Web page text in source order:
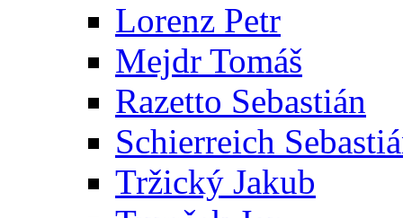
Lorenz Petr
Mejdr Tomáš
Razetto Sebastián
Schierreich
Tržický Jakub